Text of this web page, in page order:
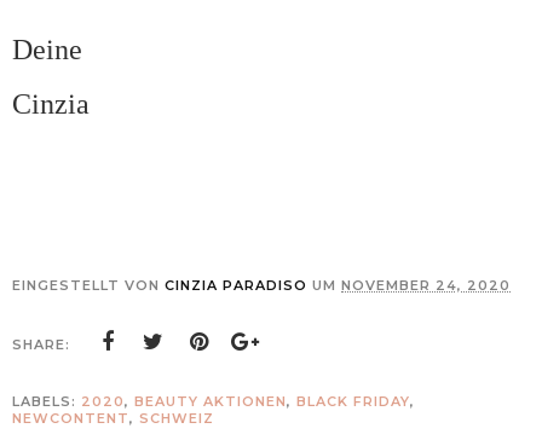
Deine
Cinzia
EINGESTELLT VON CINZIA PARADISO UM NOVEMBER 24, 2020
SHARE:
LABELS: 2020, BEAUTY AKTIONEN, BLACK FRIDAY,
NEWCONTENT, SCHWEIZ